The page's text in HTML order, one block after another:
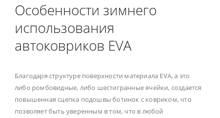
Особенности зимнего
использования
автоковриков EVA
Благодаря структуре поверхности материала EVA, а это
либо ромбовидные, либо шестигранные ячейки, создается
повышенная сцепка подошвы ботинок с ковриком, что
позволяет быть уверенным в том, что в любой